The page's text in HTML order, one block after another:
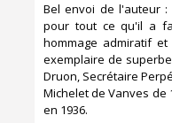
‎Bel envoi de l'auteur :
pour tout ce qu'il a
hommage admiratif
exemplaire de
Druon, Secrétaire
Michelet de Vanves de
en 1936.‎